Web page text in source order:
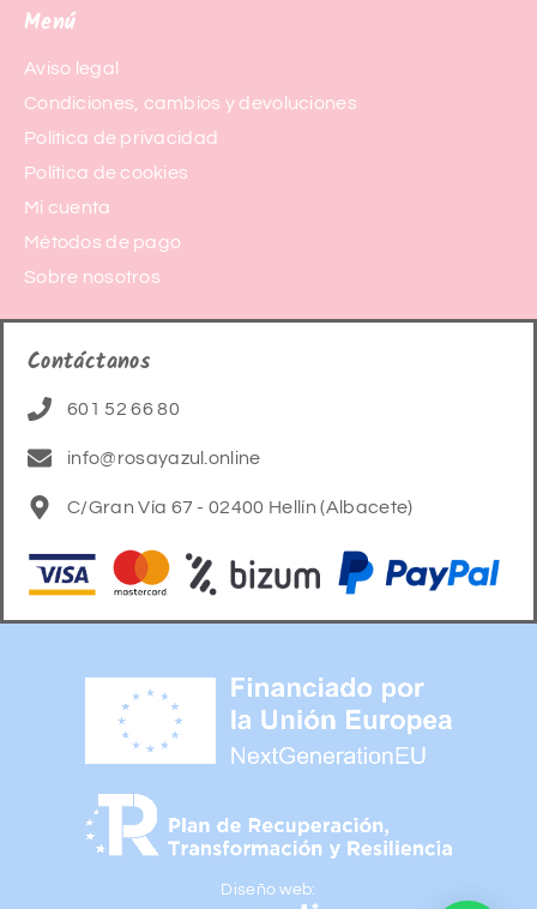
Menú
Aviso legal
Condiciones, cambios y devoluciones
Política de privacidad
Política de cookies
Mi cuenta
Métodos de pago
Sobre nosotros
Contáctanos
601 52 66 80
info@rosayazul.online
C/Gran Vía 67 - 02400 Hellín (Albacete)
Diseño web: